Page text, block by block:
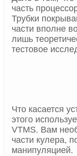
часть
Трубки
части вполне
лишь
тестовое
Что касается
этого
VTMS. Вам
части кулера,
манипуляцией.